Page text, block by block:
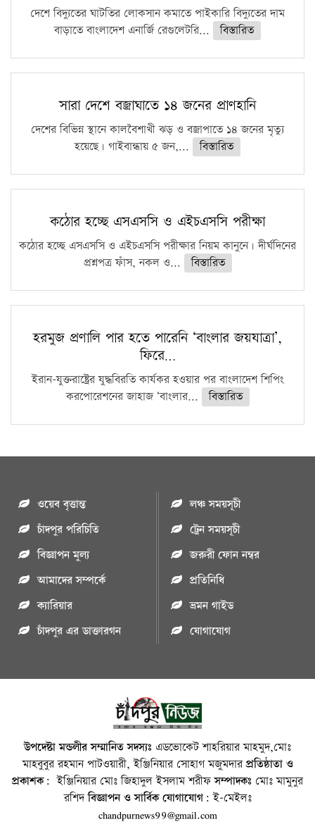
দেশে বিদ্যুতের ঘাটতির লোকসান কমাতে পাইকারি বিদ্যুতের দাম
বাড়াতে বাংলাদেশ এনার্জি রেগুলেটরি...
বিস্তারিত
সারা দেশে বজ্রাঘাতে ১৪ জনের প্রাণহানি
দেশের বিভিন্ন স্থানে কালবৈশাখী ঝড় ও বজ্রাপাতে ১৪ জনের মৃত্যু
হয়েছে। গাইবান্ধায় ৫ জন,...
বিস্তারিত
কঠোর হচ্ছে এসএসসি ও এইচএসসি পরীক্ষা
কঠোর হচ্ছে এসএসসি ও এইচএসসি পরীক্ষার নিয়ম কানুনে। দীর্ঘদিনের
প্রশ্নপত্র ফাঁস, নকল ও...
বিস্তারিত
হরমুজ প্রণালি পার হতে পারেনি ‘বাংলার জয়যাত্রা’,
ফিরে…
ইরান-যুক্তরাষ্ট্রের যুদ্ধবিরতি কার্যকর হওয়ার পর বাংলাদেশ শিপিং
করপোরেশনের জাহাজ ‘বাংলার...
বিস্তারিত
ওয়েব বৃত্তান্ত
চাঁদপুর পরিচিতি
বিজ্ঞাপন মুল্য
আমাদের সম্পর্কে
ক্যারিয়ার
চাঁদপুর এর ডাক্তারগন
লঞ্চ সময়সূচী
ট্রেন সময়সূচী
জরুরী ফোন নম্বর
প্রতিনিধি
ভ্রমন গাইড
যোগাযোগ
উপদেষ্টা মন্ডলীর সম্মানিত সদস্যঃ এডভোকেট শাহরিয়ার মাহমুদ,মোঃ
মাহবুবুর রহমান পাটওয়ারী, ইঞ্জিনিয়ার সোহাগ মজুমদারপ্রতিষ্ঠাতা ও
প্রকাশক: ইঞ্জিনিয়ার মোঃ জিহাদুল ইসলাম শরীফসম্পাদকঃ মোঃ মামুনুর
রশিদবিজ্ঞাপন ও সার্বিক যোগাযোগ: ই-মেইলঃ
chandpurnews99@gmail.com